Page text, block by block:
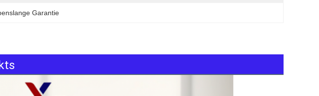
Garantie